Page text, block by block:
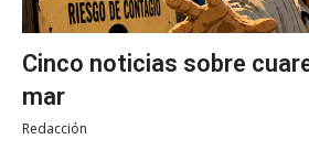
Cinco noticias sobre
mar
Redacción